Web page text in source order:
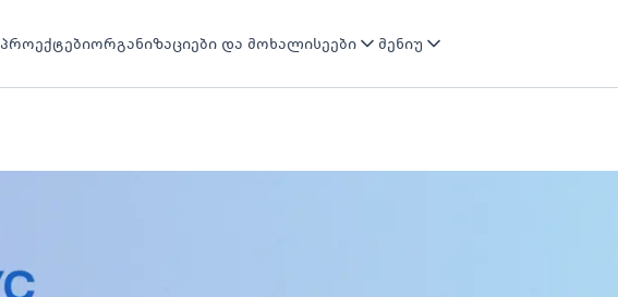
პროექტებიორგანიზაციები და მოხალისეები მენიუ